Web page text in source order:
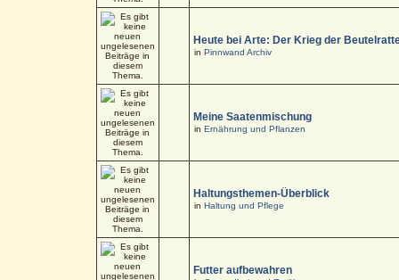
Heute bei Arte: Der Krieg der
in Pinnwand Archiv
Meine Saatenmischung
in Ernährung und Pflanzen
Haltungsthemen-Überblick
in Haltung und Pflege
Futter aufbewahren